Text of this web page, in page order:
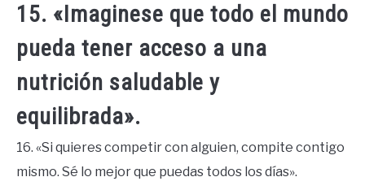
15. «Imaginese que todo el mundo
pueda tener acceso a una
nutrición saludable y
equilibrada».
16. «Si quieres competir con alguien, compite contigo
mismo. Sé lo mejor que puedas todos los días».